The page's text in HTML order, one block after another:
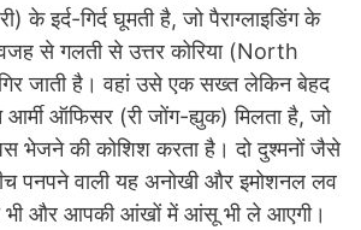
के इर्द-गिर्द घूमती है, जो पैराग्लाइडिंग के
से गलती से उत्तर कोरिया (North
जाती है। वहां उसे एक सख्त लेकिन बेहद
आर्मी ऑफिसर (री जोंग-ह्युक) मिलता है, जो
भेजने की कोशिश करता है। दो दुश्मनों जैसे
पनपने वाली यह अनोखी और इमोशनल लव
भी और आपकी आंखों में आंसू भी ले आएगी।